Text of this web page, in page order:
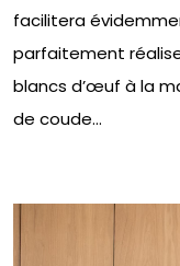
facilitera
parfaitement
blancs d’œuf à la
de coude…